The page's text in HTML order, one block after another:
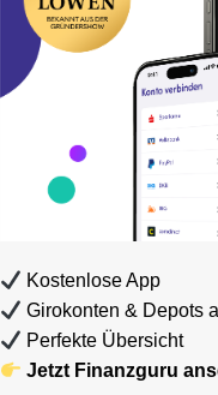
Kostenlose App
Girokonten & Depots
Perfekte Übersicht
Jetzt Finanzguru